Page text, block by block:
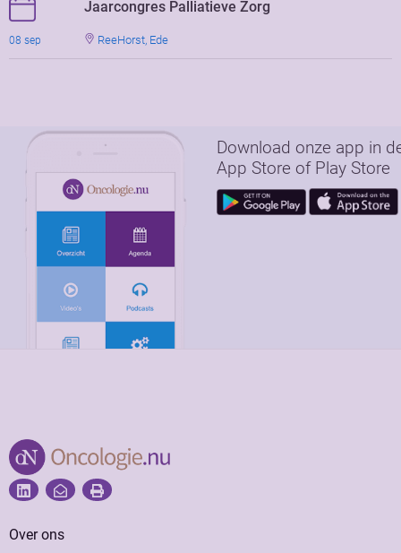
Jaarcongres Palliatieve Zorg
08 sep ReeHorst, Ede
Download onze app in
App Store of Play Store
Over ons